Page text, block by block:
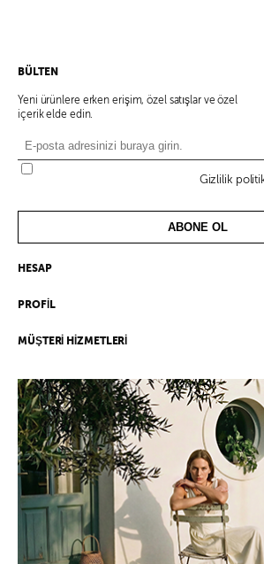
BÜLTEN
Yeni ürünlere erken erişim, özel satışlar ve özel
içerik elde edin.
Gizlilik
ABONE OL
HESAP
PROFİL
MÜŞTERİ HİZMETLERİ